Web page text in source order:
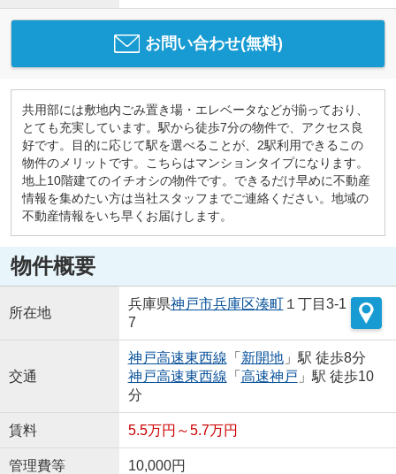
お問い合わせ(無料)
共用部には敷地内ごみ置き場・エレベータなどが揃っており、
とても充実しています。駅から徒歩7分の物件で、アクセス良
好です。目的に応じて駅を選べることが、2駅利用できるこの
物件のメリットです。こちらはマンションタイプになります。
地上10階建てのイチオシの物件です。できるだけ早めに不動産
情報を集めたい方は当社スタッフまでご連絡ください。地域の
不動産情報をいち早くお届けします。
物件概要
所在地
兵庫県神戸市兵庫区湊町１丁目3-1
7
交通
神戸高速東西線 「 新開地」駅 徒歩8分
神戸高速東西線 「 高速神戸 」駅 徒歩10
分
賃料 5.5万円～5.7万円
管理費等 10,000円